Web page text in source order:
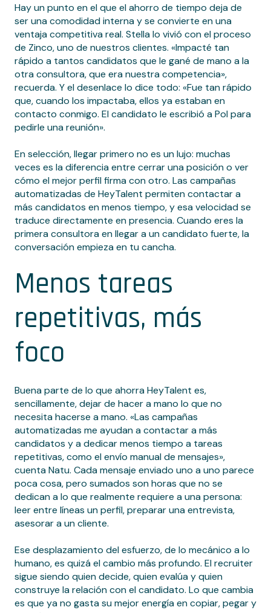
Hay un punto en el que el ahorro de tiempo deja de
ser una comodidad interna y se convierte en una
ventaja competitiva real. Stella lo vivió con el proceso
de Zinco, uno de nuestros clientes. «Impacté tan
rápido a tantos candidatos que le gané de mano a la
otra consultora, que era nuestra competencia»,
recuerda. Y el desenlace lo dice todo: «Fue tan rápido
que, cuando los impactaba, ellos ya estaban en
contacto conmigo. El candidato le escribió a Pol para
pedirle una reunión».
En selección, llegar primero no es un lujo: muchas
veces es la diferencia entre cerrar una posición o ver
cómo el mejor perfil firma con otro. Las campañas
automatizadas de HeyTalent permiten contactar a
más candidatos en menos tiempo, y esa velocidad se
traduce directamente en presencia. Cuando eres la
primera consultora en llegar a un candidato fuerte, la
conversación empieza en tu cancha.
Menos tareas
repetitivas, más
foco
Buena parte de lo que ahorra HeyTalent es,
sencillamente, dejar de hacer a mano lo que no
necesita hacerse a mano. «Las campañas
automatizadas me ayudan a contactar a más
candidatos y a dedicar menos tiempo a tareas
repetitivas, como el envío manual de mensajes»,
cuenta Natu. Cada mensaje enviado uno a uno parece
poca cosa, pero sumados son horas que no se
dedican a lo que realmente requiere a una persona:
leer entre líneas un perfil, preparar una entrevista,
asesorar a un cliente.
Ese desplazamiento del esfuerzo, de lo mecánico a lo
humano, es quizá el cambio más profundo. El recruiter
sigue siendo quien decide, quien evalúa y quien
construye la relación con el candidato. Lo que cambia
es que ya no gasta su mejor energía en copiar, pegar y